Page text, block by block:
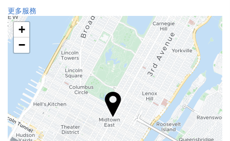
暖氣
電梯
殘疾人專用入口
不吸煙房
吸煙區
接待服務
24 小時接待櫃檯
行李寄存
更多服務
+
−